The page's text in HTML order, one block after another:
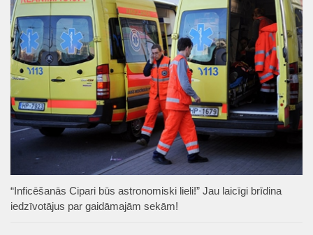
“Inficēšanās Cipari būs astronomiski lieli!” Jau laicīgi brīdina
iedzīvotājus par gaidāmajām sekām!